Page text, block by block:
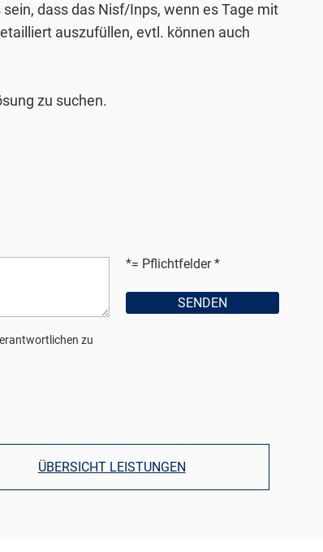
dass das Nisf/Inps, wenn es Tage mit
auszufüllen, evtl. können auch
zu suchen.
*= Pflichtfelder
zu
ÜBERSICHT LEISTUNGEN